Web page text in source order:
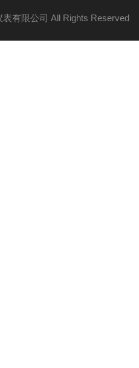
表有限公司 All Rights Reserved